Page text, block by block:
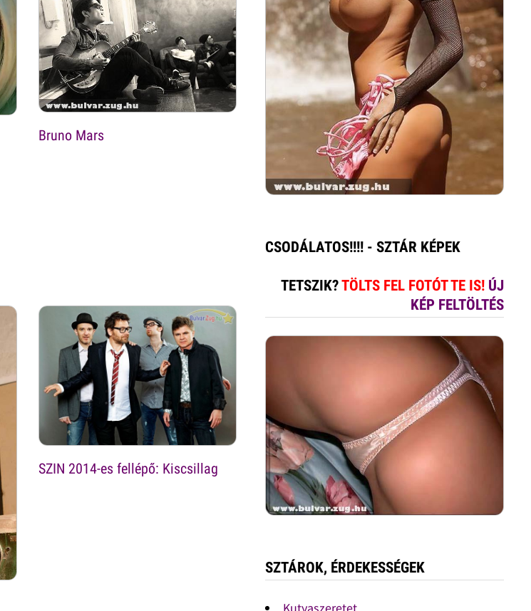
Bruno Mars
SZIN 2014-es fellépő: Kiscsillag
CSODÁLATOS!!!! - SZTÁR KÉPEK
TETSZIK?TÖLTS FEL FOTÓT TE IS! ÚJ
KÉP FELTÖLTÉS
SZTÁROK, ÉRDEKESSÉGEK
Kutyaszeretet